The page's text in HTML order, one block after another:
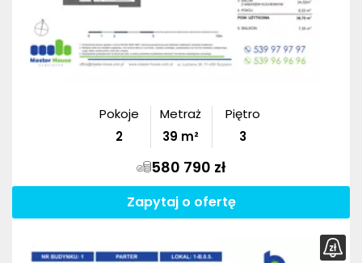
Pokoje
2
Metraż
39 m²
Piętro
3
580 790 zł
Zapytaj o ofertę